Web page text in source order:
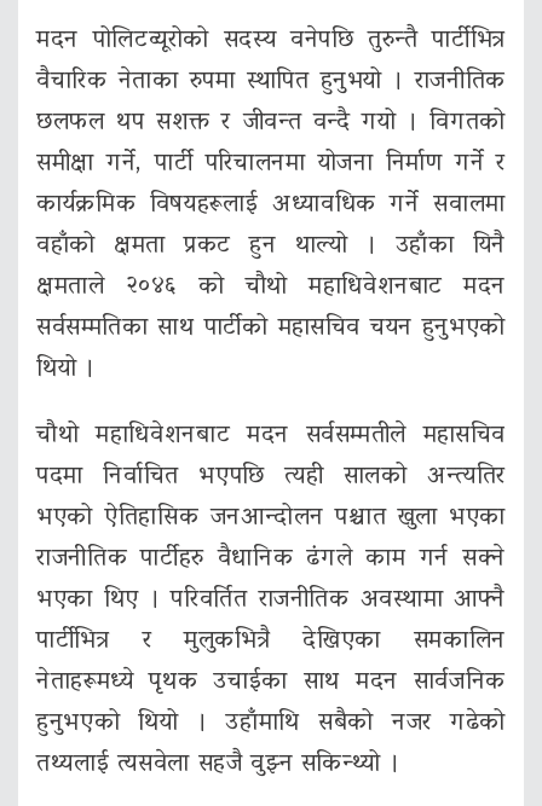
मदन पोलिटव्यूरोको सदस्य वनेपछि तुरुन्तै पार्टीभित्र
वैचारिक नेताका रुपमा स्थापित हुनुभयो । राजनीतिक
छलफल थप सशक्त र जीवन्त वन्दै गयो । विगतको
समीक्षा गर्ने, पार्टी परिचालनमा योजना निर्माण गर्ने र
कार्यक्रमिक विषयहरूलाई अध्यावधिक गर्ने सवालमा
वहाँको क्षमता प्रकट हुन थाल्यो । उहाँका यिनै
क्षमताले २०४६ को चौथो महाधिवेशनबाट मदन
सर्वसम्मतिका साथ पार्टीको महासचिव चयन हुनुभएको
थियो ।
चौथो महाधिवेशनबाट मदन सर्वसम्मतीले महासचिव
पदमा निर्वाचित भएपछि त्यही सालको अन्त्यतिर
भएको ऐतिहासिक जनआन्दोलन पश्चात खुला भएका
राजनीतिक पार्टीहरु वैधानिक ढंगले काम गर्न सक्ने
भएका थिए । परिवर्तित राजनीतिक अवस्थामा आफ्नै
पार्टीभित्र र मुलुकभित्रै देखिएका समकालिन
नेताहरूमध्ये पृथक उचाईका साथ मदन सार्वजनिक
हुनुभएको थियो । उहाँमाथि सबैको नजर गढेको
तथ्यलाई त्यसवेला सहजै वुझ्न सकिन्थ्यो ।